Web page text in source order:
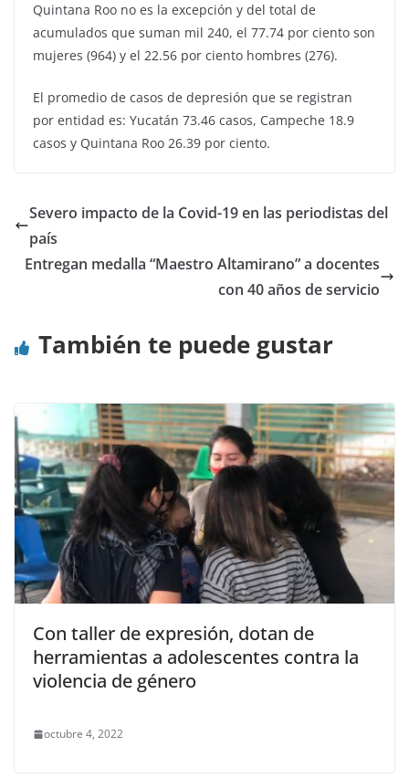
Quintana Roo no es la excepción y del total de
acumulados que suman mil 240, el 77.74 por ciento son
mujeres (964) y el 22.56 por ciento hombres (276).
El promedio de casos de depresión que se registran
por entidad es: Yucatán 73.46 casos, Campeche 18.9
casos y Quintana Roo 26.39 por ciento.
Severo impacto de la Covid-19 en las periodistas del
país
Entregan medalla “Maestro Altamirano” a docentes
con 40 años de servicio
También te puede gustar
Con taller de expresión, dotan de
herramientas a adolescentes contra la
violencia de género
octubre 4, 2022